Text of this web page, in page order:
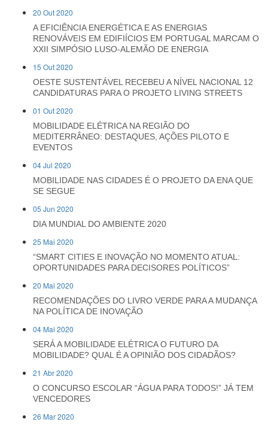
20 Out 2020
A EFICIÊNCIA ENERGÉTICA E AS ENERGIAS
RENOVÁVEIS EM EDIFIÍCIOS EM PORTUGAL MARCAM O
XXII SIMPÓSIO LUSO-ALEMÃO DE ENERGIA
15 Out 2020
OESTE SUSTENTÁVEL RECEBEU A NÍVEL NACIONAL 12
CANDIDATURAS PARA O PROJETO LIVING STREETS
01 Out 2020
MOBILIDADE ELÉTRICA NA REGIÃO DO
MEDITERRÂNEO: DESTAQUES, AÇÕES PILOTO E
EVENTOS
04 Jul 2020
MOBILIDADE NAS CIDADES É O PROJETO DA ENA QUE
SE SEGUE
05 Jun 2020
DIA MUNDIAL DO AMBIENTE 2020
25 Mai 2020
“SMART CITIES E INOVAÇÃO NO MOMENTO ATUAL:
OPORTUNIDADES PARA DECISORES POLÍTICOS”
20 Mai 2020
RECOMENDAÇÕES DO LIVRO VERDE PARA A MUDANÇA
NA POLÍTICA DE INOVAÇÃO
04 Mai 2020
SERÁ A MOBILIDADE ELÉTRICA O FUTURO DA
MOBILIDADE? QUAL É A OPINIÃO DOS CIDADÃOS?
21 Abr 2020
O CONCURSO ESCOLAR “ÁGUA PARA TODOS!” JÁ TEM
VENCEDORES
26 Mar 2020